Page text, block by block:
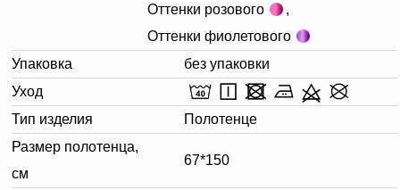
Оттенки розового
,
Оттенки фиолетового
Упаковка
без упаковки
Уход
Тип изделия
Полотенце
Размер полотенца,
см
67*150